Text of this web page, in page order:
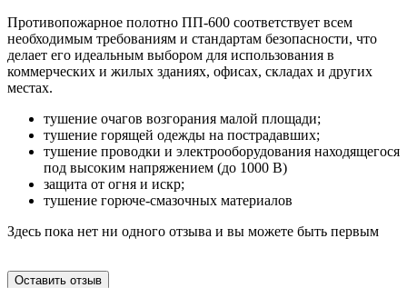
Противопожарное полотно ПП-600 соответствует всем
необходимым требованиям и стандартам безопасности, что
делает его идеальным выбором для использования в
коммерческих и жилых зданиях, офисах, складах и других
местах.
тушение очагов возгорания малой площади;
тушение горящей одежды на пострадавших;
тушение проводки и электрооборудования находящегося
под высоким напряжением (до 1000 В)
защита от огня и искр;
тушение горюче-смазочных материалов
Здесь пока нет ни одного отзыва и вы можете быть первым
Оставить отзыв